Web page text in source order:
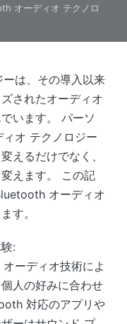
オーディオ テクノロ
は、その導入以来
されたオーディオ
います。 パーソ
オ テクノロジー
えるだけでなく、
えます。 この記
オーディオ
す。
:
ーディオ技術によ
人の好みに合わせ
対応のアプリや